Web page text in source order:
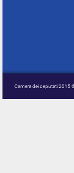
Camera dei deputati 2015